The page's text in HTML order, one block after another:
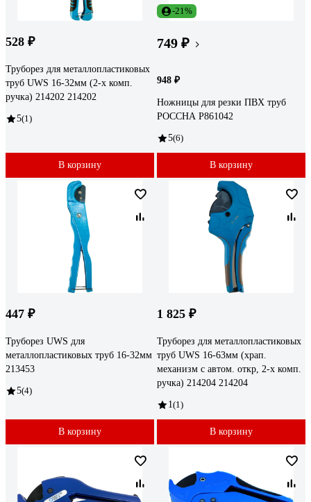
528 ₽
Труборез для металлопластиковых
труб UWS 16-32мм (2-х комп.
ручка) 214202 214202
5(1)
В корзину
-21%
749 ₽
948 ₽
Ножницы для резки ПВХ труб
РОССНА Р861042
5(6)
В корзину
447 ₽
Труборез UWS для
металлопластиковых труб 16-32мм
213453
5(4)
В корзину
1 825 ₽
Труборез для металлопластиковых
труб UWS 16-63мм (храп.
механизм с автом. откр, 2-х комп.
ручка) 214204 214204
1 (1)
В корзину